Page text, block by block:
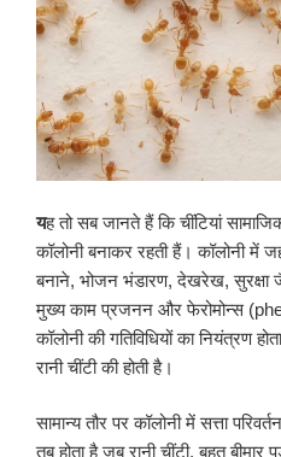
यह तो सब जानते हैं कि चींटियां
कॉलोनी बनाकर रहती हैं। कॉलोनी में
बनाने, भोजन भंडारण, देखरेख, सुरक्षा
मुख्य काम प्रजनन और फेरोमोन्स
कॉलोनी की गतिविधियों का नियंत्रण
रानी चींटी की होती है।
सामान्य तौर पर कॉलोनी में सत्ता
तब होता है जब रानी चींटी, बहुत